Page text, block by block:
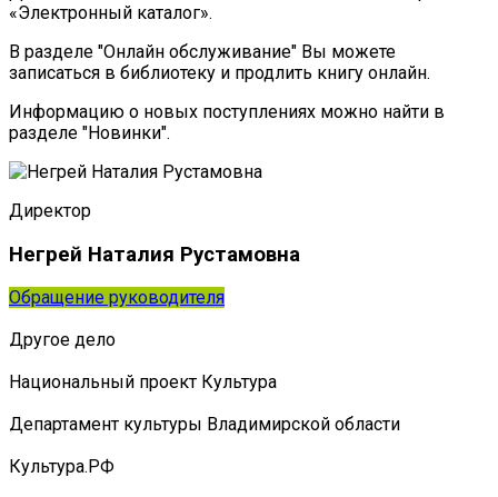
«Электронный каталог».
В разделе "Онлайн обслуживание" Вы можете
записаться в библиотеку и продлить книгу онлайн.
Информацию о новых поступлениях можно найти в
разделе "Новинки".
Директор
Негрей Наталия Рустамовна
Обращение руководителя
Другое дело
Национальный проект Культура
Департамент культуры Владимирской области
Культура.РФ